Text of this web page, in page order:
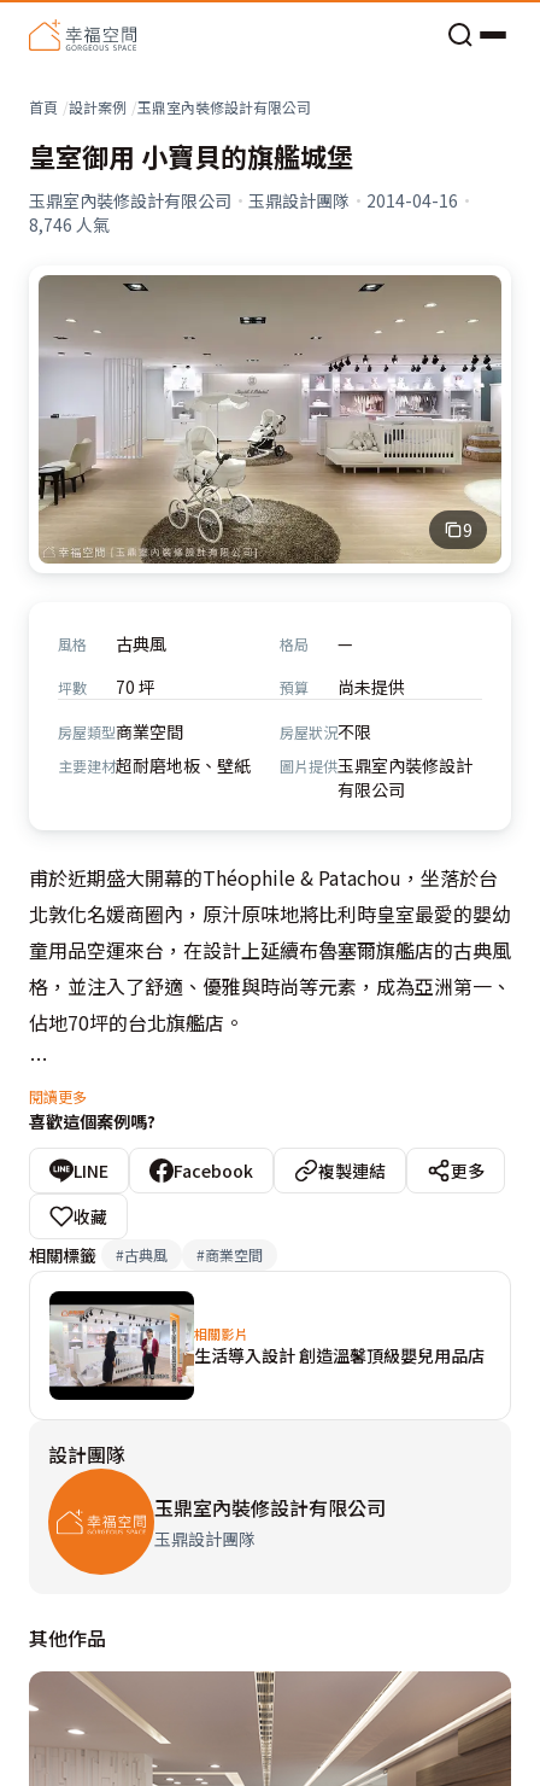
首頁 設計案例 玉鼎室內裝修設計有限公司
皇室御用 小寶貝的旗艦城堡
玉鼎室內裝修設計有限公司 · 玉鼎設計團隊 · 2014-04-16 ·
8,746 人氣
9
風格 古典風 格局 —
坪數 70 坪 預算 尚未提供
房屋類型商業空間 房屋狀況不限
主要建材超耐磨地板、壁紙 圖片提供玉鼎室內裝修設計
有限公司
甫於近期盛大開幕的Théophile & Patachou，坐落於台
北敦化名媛商圈內，原汁原味地將比利時皇室最愛的嬰幼
童用品空運來台，在設計上延續布魯塞爾旗艦店的古典風
格，並注入了舒適、優雅與時尚等元素，成為亞洲第一、
佔地70坪的台北旗艦店。
在外觀上，玉鼎設計師砌出一處優雅的時尚空間，歐式雨
棚設計更帶有香榭大道的氛圍。進入空間內部，透過線條
與對稱強化了古典意象，並將空間依產品的系列分為四大
區塊:蜜粉色、丹寧色、絨灰色、原木色；每個櫥窗角
落、動線轉折、展售空間，都在此演繹一場時尚饗宴，一
同見證空間的設計美學。
閱讀更多
喜歡這個案例嗎?
LINE Facebook 複製連結
更多
收藏
相關標籤
#古典風 #商業空間
相關影片
生活導入設計 創造溫馨頂級嬰兒用品店
設計團隊
玉鼎室內裝修設計有限公司
玉鼎設計團隊
其他作品